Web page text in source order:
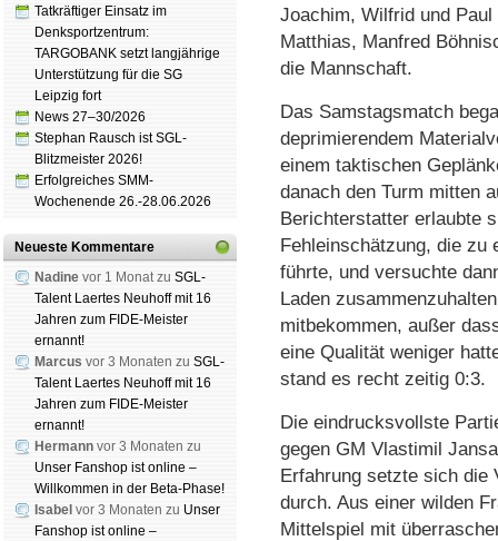
Tatkräftiger Einsatz im
Denksportzentrum:
TARGOBANK setzt langjährige
Unterstützung für die SG
Leipzig fort
News 27–30/2026
Stephan Rausch ist SGL-
Blitzmeister 2026!
Erfolgreiches SMM-
Wochenende 26.-28.06.2026
Neueste Kommentare
Nadine vor 1 Monat zu SGL-
Talent Laertes Neuhoff mit 16
Jahren zum FIDE-Meister
ernannt!
Marcus vor 3 Monaten zu SGL-
Talent Laertes Neuhoff mit 16
Jahren zum FIDE-Meister
ernannt!
Hermann vor 3 Monaten zu
Unser Fanshop ist online –
Willkommen in der Beta-Phase!
Isabel vor 3 Monaten zu Unser
Fanshop ist online –
Joachim, Wilfrid und
Matthias, Manfred
die Mannschaft.
Das Samstagsmatch
deprimierendem
einem taktischen
danach den Turm mitten
Berichterstatter erlaubte
Fehleinschätzung, die zu
führte, und versuchte
Laden
mitbekommen, außer
eine Qualität weniger
stand es recht zeitig 0:3.
Die eindrucksvollste
gegen GM Vlastimil
Erfahrung setzte sich die
durch. Aus einer wilden
Mittelspiel mit